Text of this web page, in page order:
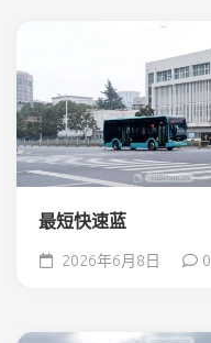
最短快速蓝
2026年6月8日 0